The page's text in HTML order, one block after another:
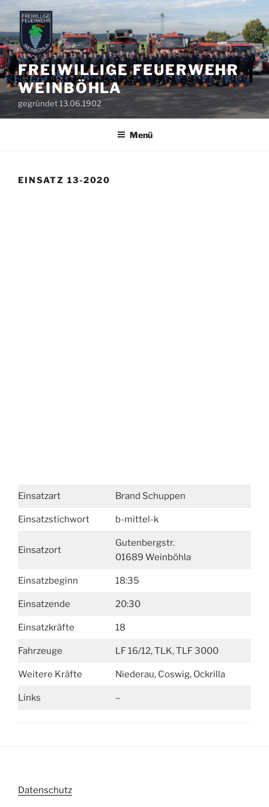
Inhalt
springen
FREIWILLIGE FEUERWEHR
WEINBÖHLA
gegründet 13.06.1902
Menü
EINSATZ 13-2020
Einsatzart Brand Schuppen
Einsatzstichwort b-mittel-k
Einsatzort
Gutenbergstr.
01689 Weinböhla
Einsatzbeginn 18:35
Einsatzende 20:30
Einsatzkräfte 18
Fahrzeuge LF 16/12, TLK, TLF 3000
Weitere Kräfte Niederau, Coswig, Ockrilla
Links –
Datenschutz